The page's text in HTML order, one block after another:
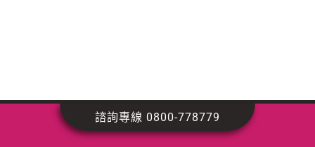
諮詢專線 0800-778779